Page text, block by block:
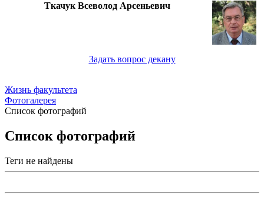
Ткачук Всеволод Арсеньевич
Задать вопрос декану
Жизнь факультета
Фотогалерея
Список фотографий
Список фотографий
Теги не найдены